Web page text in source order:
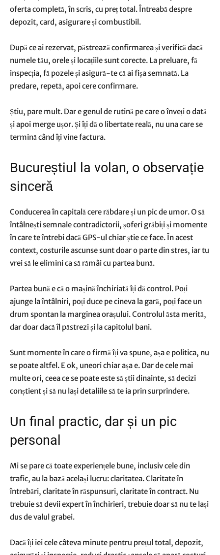
oferta completă, în scris, cu preț total. Întreabă despre
depozit, card, asigurare și combustibil.
După ce ai rezervat, păstrează confirmarea și verifică dacă
numele tău, orele și locațiile sunt corecte. La preluare, fă
inspecția, fă pozele și asigură-te că ai fișa semnată. La
predare, repetă, apoi cere confirmare.
Știu, pare mult. Dar e genul de rutină pe care o înveți o dată
și apoi merge ușor. Și îți dă o libertate reală, nu una care se
termină când îți vine factura.
Bucureștiul la volan, o observație
sinceră
Conducerea în capitală cere răbdare și un pic de umor. O să
întâlnești semnale contradictorii, șoferi grăbiți și momente
în care te întrebi dacă GPS-ul chiar știe ce face. În acest
context, costurile ascunse sunt doar o parte din stres, iar tu
vrei să le elimini ca să rămâi cu partea bună.
Partea bună e că o mașină închiriată îți dă control. Poți
ajunge la întâlniri, poți duce pe cineva la gară, poți face un
drum spontan la marginea orașului. Controlul ăsta merită,
dar doar dacă îl păstrezi și la capitolul bani.
Sunt momente în care o firmă îți va spune, așa e politica, nu
se poate altfel. E ok, uneori chiar așa e. Dar de cele mai
multe ori, ceea ce se poate este să știi dinainte, să decizi
conștient și să nu lași detaliile să te ia prin surprindere.
Un final practic, dar și un pic
personal
Mi se pare că toate experiențele bune, inclusiv cele din
trafic, au la bază același lucru: claritatea. Claritate în
întrebări, claritate în răspunsuri, claritate în contract. Nu
trebuie să devii expert în închirieri, trebuie doar să nu te lași
dus de valul grabei.
Dacă îți iei cele câteva minute pentru prețul total, depozit,